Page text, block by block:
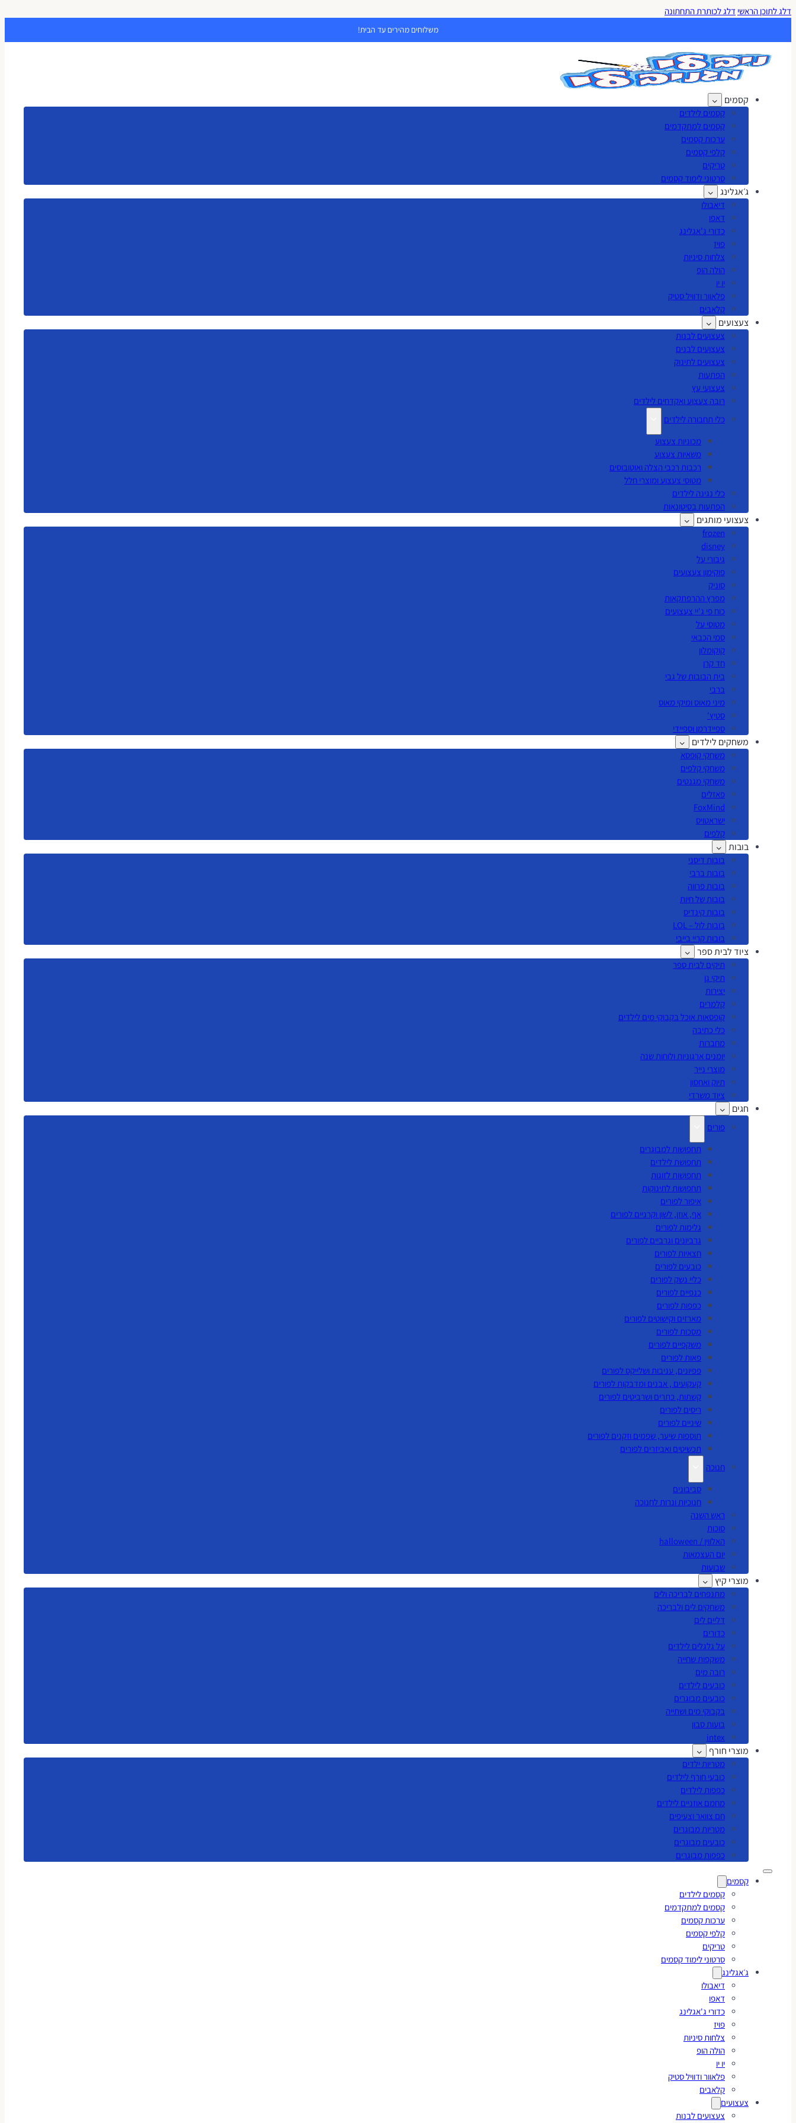
דלג לתוכן הראשי דלג לכותרת התחתונה
משלוחים מהירים עד הבית!
קסמים
קסמים לילדים
קסמים למתקדמים
ערכות קסמים
קלפי קסמים
טריקים
סרטוני לימוד קסמים
ג׳אגלינג
דיאבולו
דאפו
כדורי ג'אגלינג
פויז
צלחות סיניות
הולה הופ
יו יו
פלאוור ודוויל סטיק
קלאבים
צעצועים
צעצועים לבנות
צעצועים לבנים
צעצועים לתינוק
הפתעות
צעצועי עץ
רובה צעצוע ואקדחים לילדים
כלי תחבורה לילדים
מכוניות צעצוע
משאיות צעצוע
רכבות רכבי הצלה ואוטובוסים
מטוסי צעצוע ומוצרי חלל
כלי נגינה לילדים
הפתעות בסיטונאות
צעצועי מותגים
frozen
disney
גיבורי על
פוקימון צעצועים
סוניק
מפרץ ההרפתקאות
כוח פי ג'יי צעצועים
מטוסי על
סמי הכבאי
קוקומלון
חד קרן
בית הבובות של גבי
ברבי
מיני מאוס ומיקי מאוס
סטיץ'
ספיידרמן וספיידי
משחקים לילדים
משחקי קופסא
משחקי קלפים
משחקי מגנטים
פאזלים
FoxMind
ישראטויס
קלפים
בובות
בובות דיסני
בובות ברבי
בובות פרווה
בובות של חיות
בובות קינדיס
בובות לול – LOL
בובות קריי בייבי
ציוד לבית ספר
תיקים לבית ספר
תיקי גן
יצירות
קלמרים
קופסאות אוכל בקבוקי מים לילדים
כלי כתיבה
מחברות
יומנים ארגוניות ולוחות שנה
מוצרי נייר
תיוק ואחסון
ציוד משרדי
חגים
פורים
תחפושות למבוגרים
תחפושת לילדים
תחפושות לזוגות
תחפושות לתינוקות
איפור לפורים
אף, אוזן, לשון וקרניים לפורים
גלימות לפורים
גרביונים וגרביים לפורים
חצאיות לפורים
כובעים לפורים
כליי נשק לפורים
כנפיים לפורים
כפפות לפורים
מארזים וקישוטים לפורים
מסכות לפורים
משקפיים לפורים
פאות לפורים
פפיונים, עניבות ושלייקס לפורים
קעקועים , אבנים ומדבקות לפורים
קשתות, כתרים ושרביטים לפורים
ריסים לפורים
שיניים לפורים
תוספות שיער, שפמים וזקנים לפורים
תכשיטים ואביזרים לפורים
חנוכה
סביבונים
חנוכיות ונרות לחנוכה
ראש השנה
סוכות
האלווין / halloween
יום העצמאות
שבועות
מוצרי קיץ
מתנפחים לבריכה ולים
משחקים לים ולבריכה
דליים לים
כדורים
על גלגלים לילדים
משקפות שחייה
רובה מים
כובעים לילדים
כובעים מבוגרים
בקבוקי מים ושתייה
בועות סבון
intex
מוצרי חורף
מטריות ילדים
כובעי חורף לילדים
כפפות לילדים
מחמם אוזניים לילדים
חם צוואר וצעיפים
מטריות מבוגרים
כובעים מבוגרים
כפפות מבוגרים
קסמים
קסמים לילדים
קסמים למתקדמים
ערכות קסמים
קלפי קסמים
טריקים
סרטוני לימוד קסמים
ג׳אגלינג
דיאבולו
דאפו
כדורי ג'אגלינג
פויז
צלחות סיניות
הולה הופ
יו יו
פלאוור ודוויל סטיק
קלאבים
צעצועים
צעצועים לבנות